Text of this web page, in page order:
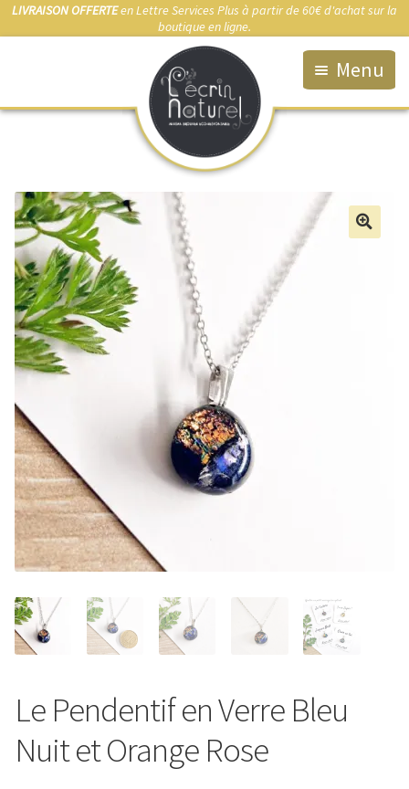
LIVRAISON OFFERTEen Lettre Services Plus à partir de 60€ d'achat sur la
boutique en ligne.
Menu
Accueil
La Boutique
Qui suis-je ?
Fabrication artisanale
Démarche éco-responsable
Bijou sur-mesure
Marchés & Points de vente
Anti-allergies
Entretien de votre bijou
Votre Panier
Contact
Le Pendentif en Verre Bleu
Nuit et Orange Rose